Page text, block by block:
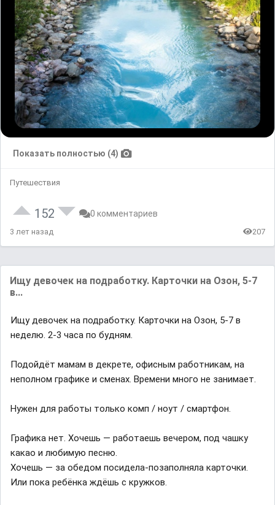
Показать полностью (4)
Путешествия
152 0 комментариев
3 лет назад 207
Ищу девочек на подработку. Карточки на Озон, 5-7
в...
Ищу девочек на подработку. Карточки на Озон, 5-7 в
неделю. 2-3 часа по будням.
Подойдёт мамам в декрете, офисным работникам, на
неполном графике и сменах. Времени много не занимает.
Нужен для работы только комп / ноут / смартфон.
Графика нет. Хочешь — работаешь вечером, под чашку
какао и любимую песню.
Хочешь — за обедом посидела-позаполняла карточки.
Или пока ребёнка ждёшь с кружков.